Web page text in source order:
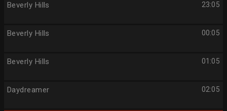
23:05
Beverly Hills
00:05
Beverly Hills
01:05
Beverly Hills
02:05
Daydreamer